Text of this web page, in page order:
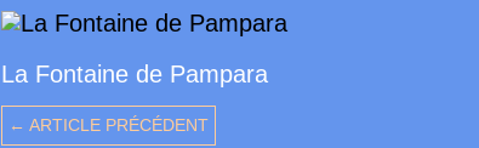
La Fontaine de Pampara
← ARTICLE PRÉCÉDENT